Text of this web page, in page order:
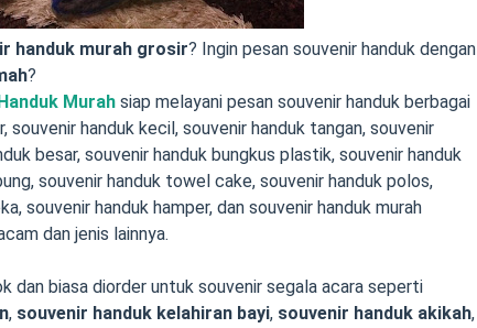
handuk murah grosir? Ingin pesan souvenir handuk dengan
?
Murah siap melayani pesan souvenir handuk berbagai
souvenir handuk kecil, souvenir handuk tangan, souvenir
besar, souvenir handuk bungkus plastik, souvenir handuk
souvenir handuk towel cake, souvenir handuk polos,
souvenir handuk hamper, dan souvenir handuk murah
dan jenis lainnya.
dan biasa diorder untuk souvenir segala acara seperti
, souvenir handuk kelahiran bayi, souvenir handuk akikah,